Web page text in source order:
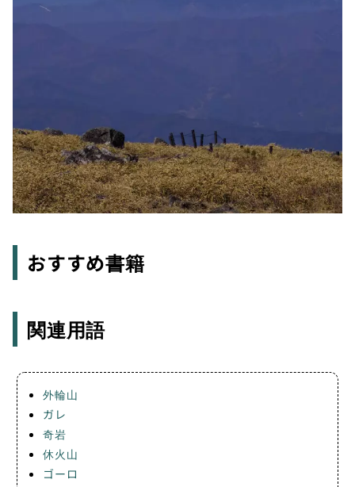
おすすめ書籍
関連用語
外輪山
ガレ
奇岩
休火山
ゴーロ